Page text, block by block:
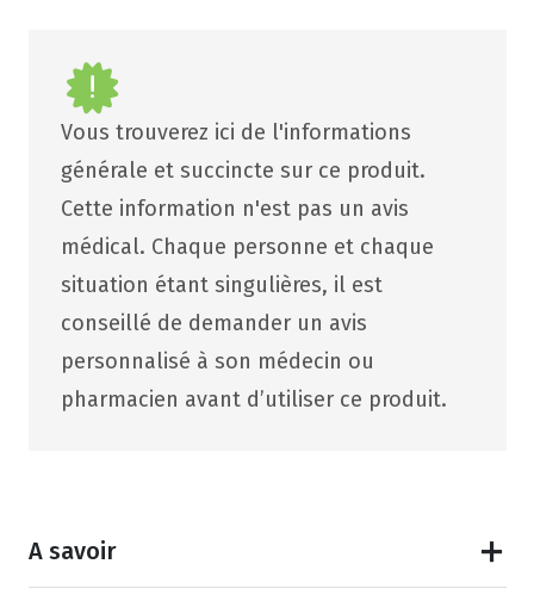
Vous trouverez ici de l'informations
générale et succincte sur ce produit.
Cette information n'est pas un avis
médical. Chaque personne et chaque
situation étant singulières, il est
conseillé de demander un avis
personnalisé à son médecin ou
pharmacien avant d’utiliser ce produit.
A savoir